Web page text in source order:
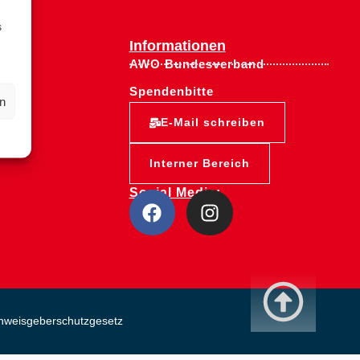
Informationen
AWO Bundesverband
Spendenbitte
E-Mail schreiben
Interner Bereich
Social Media: